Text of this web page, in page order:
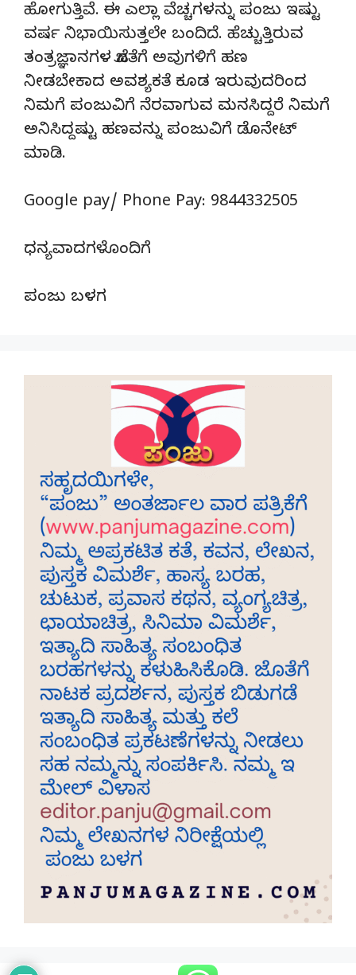
ಹೋಗುತ್ತಿವೆ. ಈ ಎಲ್ಲಾ ವೆಚ್ಚಗಳನ್ನು ಪಂಜು ಇಷ್ಟು
ವರ್ಷ ನಿಭಾಯಿಸುತ್ತಲೇ ಬಂದಿದೆ. ಹೆಚ್ಚುತ್ತಿರುವ
ತಂತ್ರಜ್ಞಾನಗಳ ಜೊತೆಗೆ ಅವುಗಳಿಗೆ ಹಣ
ನೀಡಬೇಕಾದ ಅವಶ್ಯಕತೆ ಕೂಡ ಇರುವುದರಿಂದ
ನಿಮಗೆ ಪಂಜುವಿಗೆ ನೆರವಾಗುವ ಮನಸಿದ್ದರೆ ನಿಮಗೆ
ಅನಿಸಿದ್ದಷ್ಟು ಹಣವನ್ನು ಪಂಜುವಿಗೆ ಡೊನೇಟ್‌
ಮಾಡಿ.
Google pay/ Phone Pay: 9844332505
ಧನ್ಯವಾದಗಳೊಂದಿಗೆ
ಪಂಜು ಬಳಗ